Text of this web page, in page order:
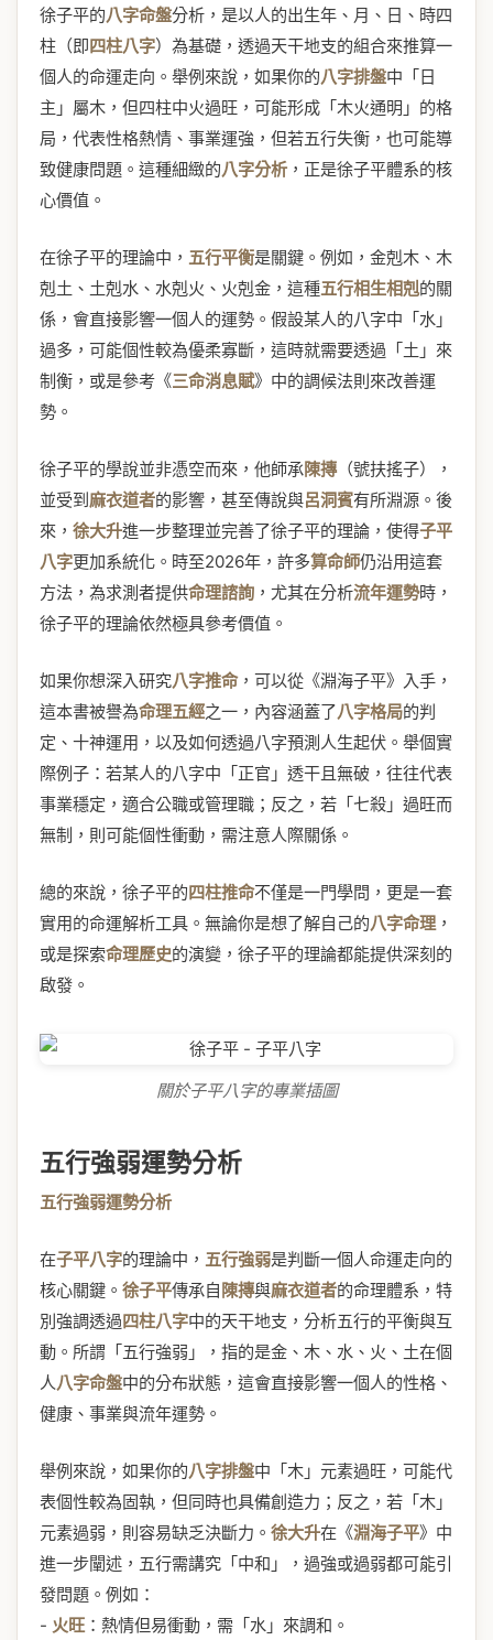
徐子平的八字命盤分析，是以人的出生年、月、日、時四
柱（即四柱八字）為基礎，透過天干地支的組合來推算一
個人的命運走向。舉例來說，如果你的八字排盤中「日
主」屬木，但四柱中火過旺，可能形成「木火通明」的格
局，代表性格熱情、事業運強，但若五行失衡，也可能導
致健康問題。這種細緻的八字分析 ，正是徐子平體系的核
心價值。
在徐子平的理論中， 五行平衡是關鍵。例如，金剋木、木
剋土、土剋水、水剋火、火剋金，這種五行相生相剋的關
係，會直接影響一個人的運勢。假設某人的八字中「水」
過多，可能個性較為優柔寡斷，這時就需要透過「土」來
制衡，或是參考《三命消息賦》中的調候法則來改善運
勢。
徐子平的學說並非憑空而來，他師承陳摶（號扶搖子），
並受到麻衣道者的影響，甚至傳說與呂洞賓有所淵源。後
來， 徐大升進一步整理並完善了徐子平的理論，使得子平
八字更加系統化。時至2026年，許多算命師仍沿用這套
方法，為求測者提供命理諮詢 ，尤其在分析流年運勢時，
徐子平的理論依然極具參考價值。
如果你想深入研究八字推命，可以從《淵海子平》入手，
這本書被譽為命理五經之一，內容涵蓋了八字格局的判
定、十神運用，以及如何透過八字預測人生起伏。舉個實
際例子：若某人的八字中「正官」透干且無破，往往代表
事業穩定，適合公職或管理職；反之，若「七殺」過旺而
無制，則可能個性衝動，需注意人際關係。
總的來說，徐子平的四柱推命不僅是一門學問，更是一套
實用的命運解析工具。無論你是想了解自己的八字命理，
或是探索命理歷史的演變，徐子平的理論都能提供深刻的
啟發。
關於子平八字的專業插圖
五行強弱運勢分析
五行強弱運勢分析
在子平八字的理論中， 五行強弱是判斷一個人命運走向的
核心關鍵。 徐子平傳承自陳摶與麻衣道者的命理體系，特
別強調透過四柱八字中的天干地支，分析五行的平衡與互
動。所謂「五行強弱」，指的是金、木、水、火、土在個
人八字命盤中的分布狀態，這會直接影響一個人的性格、
健康、事業與流年運勢。
舉例來說，如果你的八字排盤中「木」元素過旺，可能代
表個性較為固執，但同時也具備創造力；反之，若「木」
元素過弱，則容易缺乏決斷力。 徐大升在《淵海子平》中
進一步闡述，五行需講究「中和」，過強或過弱都可能引
發問題。例如：
- 火旺 ：熱情但易衝動，需「水」來調和。